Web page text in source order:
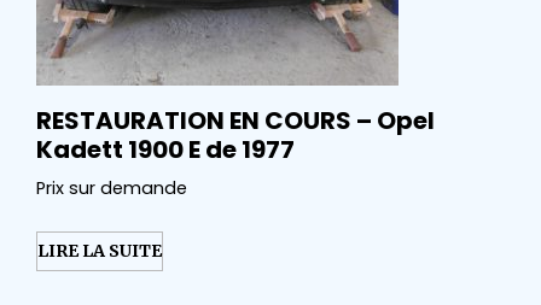
RESTAURATION EN COURS – Opel
Kadett 1900 E de 1977
Prix sur demande
LIRE LA SUITE